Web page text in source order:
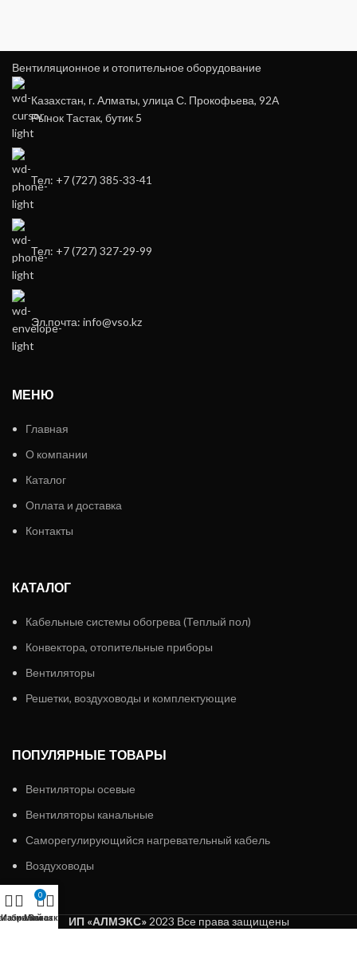
Вентиляционное и отопительное оборудование
Казахстан, г. Алматы, улица С. Прокофьева, 92А
Рынок Тастак, бутик 5
Тел: +7 (727) 385-33-41
Тел: +7 (727) 327-29-99
Эл.почта: info@vso.kz
МЕНЮ
Главная
О компании
Каталог
Оплата и доставка
Контакты
КАТАЛОГ
Кабельные системы обогрева (Теплый пол)
Конвектора, отопительные приборы
Вентиляторы
Решетки, воздуховоды и комплектующие
ПОПУЛЯРНЫЕ ТОВАРЫ
Вентиляторы осевые
Вентиляторы канальные
Саморегулирующийся нагревательный кабель
Воздуховоды
ИП «АЛМЭКС»2023 Все права защищены
Избранное
0
Заказ
Мой аккаунт